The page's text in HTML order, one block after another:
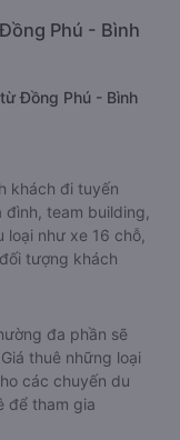
Phú - Bình
Đồng Phú - Bình
khách đi tuyến
team building,
loại như xe 16 chỗ,
tượng khách
đa phần sẽ
thuê những loại
các chuyến du
để tham gia